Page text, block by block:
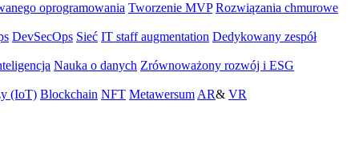
oprogramowania Tworzenie MVP Rozwiązania chmurowe
DevSecOps Sieć IT staff augmentation Dedykowany zespół
Nauka o danych Zrównoważony rozwój i ESG
(IoT) Blockchain NFT Metawersum AR& VR